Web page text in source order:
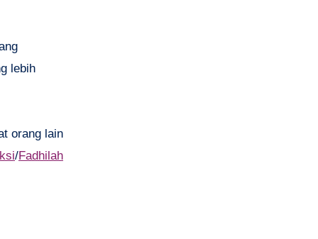
lebih
orang lain
/Fadhilah